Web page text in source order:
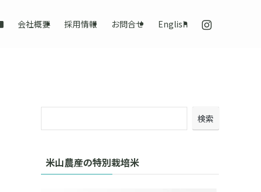
会社概要 採用情報 お問合せ English
検索
米山農産の特別栽培米